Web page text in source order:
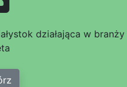
działająca w branży